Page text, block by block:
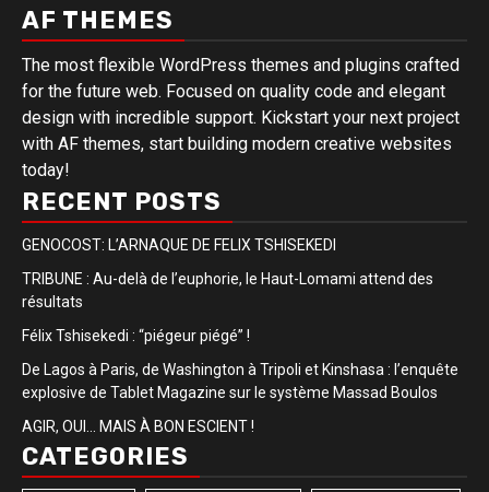
AF THEMES
The most flexible WordPress themes and plugins crafted
for the future web. Focused on quality code and elegant
design with incredible support. Kickstart your next project
with AF themes, start building modern creative websites
today!
RECENT POSTS
GENOCOST: L’ARNAQUE DE FELIX TSHISEKEDI
TRIBUNE : Au-delà de l’euphorie, le Haut-Lomami attend des
résultats
Félix Tshisekedi : “piégeur piégé” !
De Lagos à Paris, de Washington à Tripoli et Kinshasa : l’enquête
explosive de Tablet Magazine sur le système Massad Boulos
AGIR, OUI… MAIS À BON ESCIENT !
CATEGORIES